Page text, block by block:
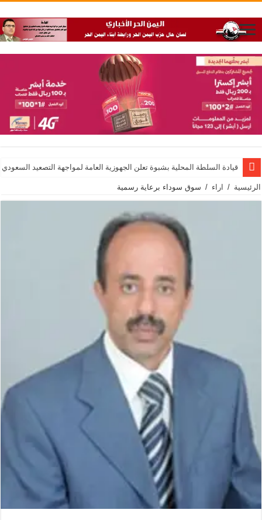
قيادة السلطة المحلية بشبوة تعلن الجهوزية العامة لمواجهة التصعيد السعودي
الرئيسية / اراء / سوق سوداء برعاية رسمية